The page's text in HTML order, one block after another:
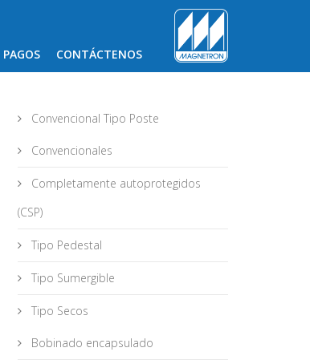
PAGOS CONTÁCTENOS
Convencional Tipo Poste
Convencionales
Completamente autoprotegidos
(CSP)
Tipo Pedestal
Tipo Sumergible
Tipo Secos
Bobinado encapsulado